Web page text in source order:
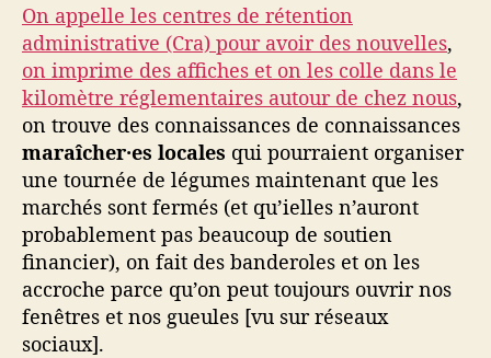
On appelle les centres de rétention
administrative (Cra) pour avoir des nouvelles,
on imprime des affiches et on les colle dans le
kilomètre réglementaires autour de chez nous,
on trouve des connaissances de connaissances
maraîcher·es locales qui pourraient organiser
une tournée de légumes maintenant que les
marchés sont fermés (et qu’ielles n’auront
probablement pas beaucoup de soutien
financier), on fait des banderoles et on les
accroche parce qu’on peut toujours ouvrir nos
fenêtres et nos gueules [vu sur réseaux
sociaux].